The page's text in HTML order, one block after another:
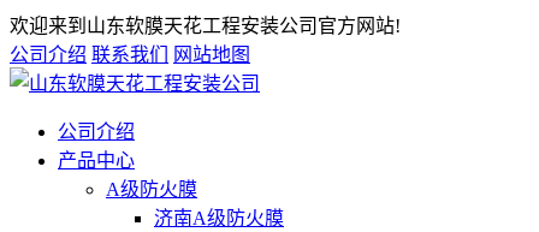
欢迎来到山东软膜天花工程安装公司官方网站!
公司介绍 联系我们 网站地图
公司介绍
产品中心
A级防火膜
济南A级防火膜